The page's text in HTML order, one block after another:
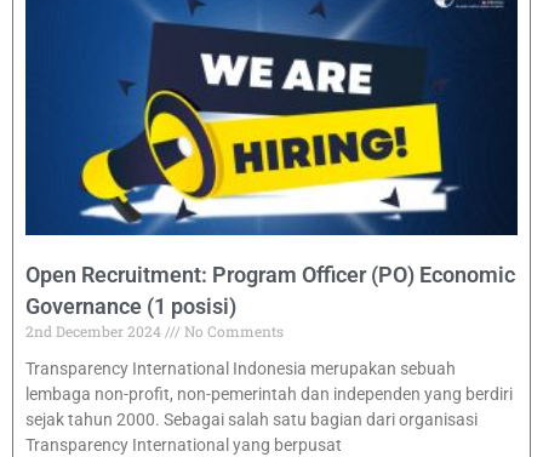
Open Recruitment: Program Officer (PO) Economic
Governance (1 posisi)
2nd December 2024
No Comments
Transparency International Indonesia merupakan sebuah
lembaga non-profit, non-pemerintah dan independen yang berdiri
sejak tahun 2000. Sebagai salah satu bagian dari organisasi
Transparency International yang berpusat